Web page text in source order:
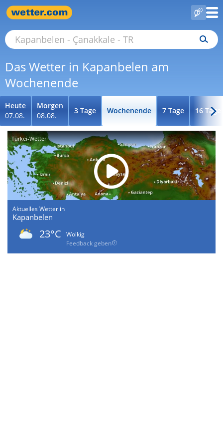
Das Wetter in Kapanbelen am
Wochenende
Heute
07.08.
Morgen
08.08.
3 Tage Wochenende 7 Tage 16 Tage
Türkei-Wetter
Aktuelles Wetter in
Kapanbelen
23°C
Wolkig
Feedback geben